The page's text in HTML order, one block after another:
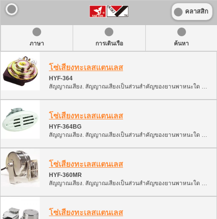
คลาสสิก
ภาษา การเดินเรือ ค้นหา
โซ่เสียงทะเลสแตนเลส
HYF-364
สัญญาณเสียง. สัญญาณเสียงเป็นส่วนสำคัญของยานพาหนะใด ๆ. ให้สัญญาณเพื่อป้องกันเหตุฉุกเฉิน. การจำแนกประเภทนี้มีหลายประเภทของสัญญาณเสียง สามารถติดตั้งและใช้งานบนเรือ, เรือยนต์, ATV, สโนว์โมบิล และเรือยนต์. 1. สัญญาณอิเล็กทรอนิกส์ (หอยทาก, การตีเสียงโมโนโฟนิก, การตีเสียงสองสี) 2. สัญญาณอากาศ (นิวแมติกพร้อมคอมเพรสเซอร์)
โซ่เสียงทะเลสแตนเลส
HYF-364BG
สัญญาณเสียง. สัญญาณเสียงเป็นส่วนสำคัญของยานพาหนะใด ๆ. ให้สัญญาณเพื่อป้องกันเหตุฉุกเฉิน. การจำแนกประเภทนี้มีหลายประเภทของสัญญาณเสียง สามารถติดตั้งและใช้งานบนเรือ, เรือยนต์, ATV, สโนว์โมบิล และเรือยนต์. 1. สัญญาณอิเล็กทรอนิกส์ (หอยทาก, การตีเสียงโมโนโฟนิก, การตีเสียงสองสี) 2. สัญญาณอากาศ (นิวแมติกพร้อมคอมเพรสเซอร์)
โซ่เสียงทะเลสแตนเลส
HYF-360MR
สัญญาณเสียง. สัญญาณเสียงเป็นส่วนสำคัญของยานพาหนะใด ๆ. ให้สัญญาณเพื่อป้องกันเหตุฉุกเฉิน. การจำแนกประเภทนี้มีหลายประเภทของสัญญาณเสียง สามารถติดตั้งและใช้งานบนเรือ, เรือยนต์, ATV, สโนว์โมบิล และเรือยนต์. 1. สัญญาณอิเล็กทรอนิกส์ (หอยทาก, การตีเสียงโมโนโฟนิก, การตีเสียงสองสี) 2. สัญญาณอากาศ (นิวแมติกพร้อมคอมเพรสเซอร์)
โซ่เสียงทะเลสแตนเลส